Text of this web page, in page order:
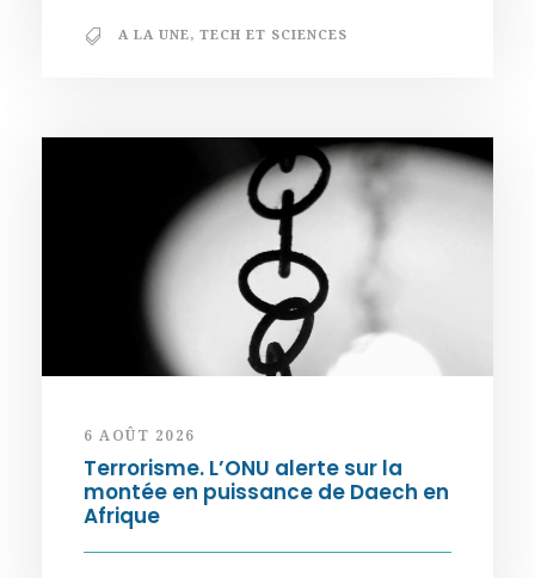
A LA UNE, TECH ET SCIENCES
6 AOÛT 2026
Terrorisme. L’ONU alerte sur la
montée en puissance de Daech en
Afrique